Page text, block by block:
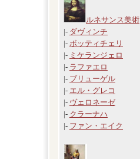
ルネサンス美術
|- ダヴィンチ
|- ボッティチェリ
|- ミケランジェロ
|- ラファエロ
|- ブリューゲル
|- エル・グレコ
|- ヴェロネーゼ
|- クラーナハ
|- ファン・エイク